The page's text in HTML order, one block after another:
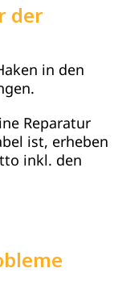
der
in den
Reparatur
ist, erheben
inkl. den